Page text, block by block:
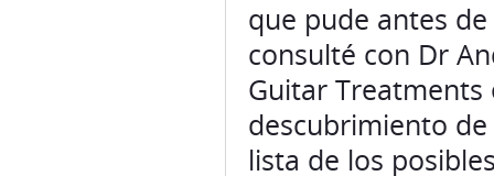
que pude antes
consulté con Dr
Guitar Treatments
descubrimiento
lista de los